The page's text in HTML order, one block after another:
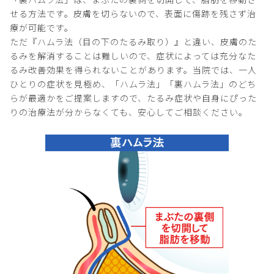
せる方法です。皮膚を切らないので、表面に傷跡を残さず治
療が可能です。
ただ『ハムラ法（目の下のたるみ取り）』と違い、皮膚のた
るみを解消することは難しいので、症状によっては充分なた
るみ改善効果を得られないことがあります。当院では、一人
ひとりの症状を見極め、「ハムラ法」「裏ハムラ法」のどち
らが最適かをご提案しますので、たるみ症状や自身にぴった
りの治療法が分からなくても、安心してご相談ください。